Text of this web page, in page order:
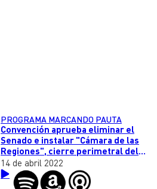
PROGRAMA MARCANDO PAUTA
Convención aprueba eliminar el
Senado e instalar "Cámara de las
Regiones", cierre perimetral del
Parque de los Reyes y cuatro
películas para ver en Semana
Santa
14 de abril 2022